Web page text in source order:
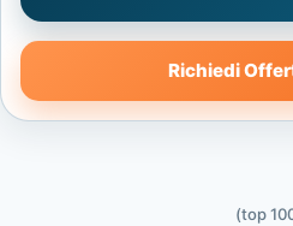
Richiedi
(top